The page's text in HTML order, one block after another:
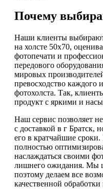
Почему
Наши клиенты выбирают
на холсте 50х70,
фотопечати и
передового
мировых
превосходство каждого
фотохолста. Так,
продукт с яркими и
Наш сервис позволяет не
с доставкой в г Братск,
его в кратчайшие сроки.
полностью
наслаждаться своими
лишнего ожидания. Мы
поэтому делаем все
качественной обработки